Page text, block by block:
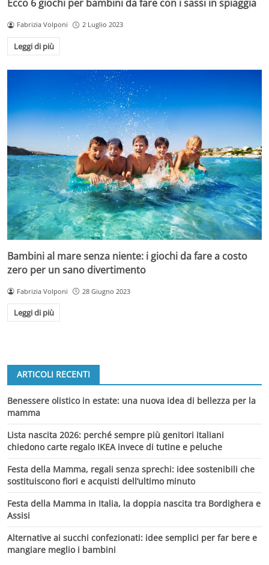
Ecco 6 giochi per bambini da fare con i sassi in spiaggia
Fabrizia Volponi 2 Luglio 2023
Leggi di più
Bambini al mare senza niente: i giochi da fare a costo
zero per un sano divertimento
Fabrizia Volponi 28 Giugno 2023
Leggi di più
ARTICOLI RECENTI
Benessere olistico in estate: una nuova idea di bellezza per la
mamma
Lista nascita 2026: perché sempre più genitori italiani
chiedono carte regalo IKEA invece di tutine e peluche
Festa della Mamma, regali senza sprechi: idee sostenibili che
sostituiscono fiori e acquisti dell’ultimo minuto
Festa della Mamma in Italia, la doppia nascita tra Bordighera e
Assisi
Alternative ai succhi confezionati: idee semplici per far bere e
mangiare meglio i bambini